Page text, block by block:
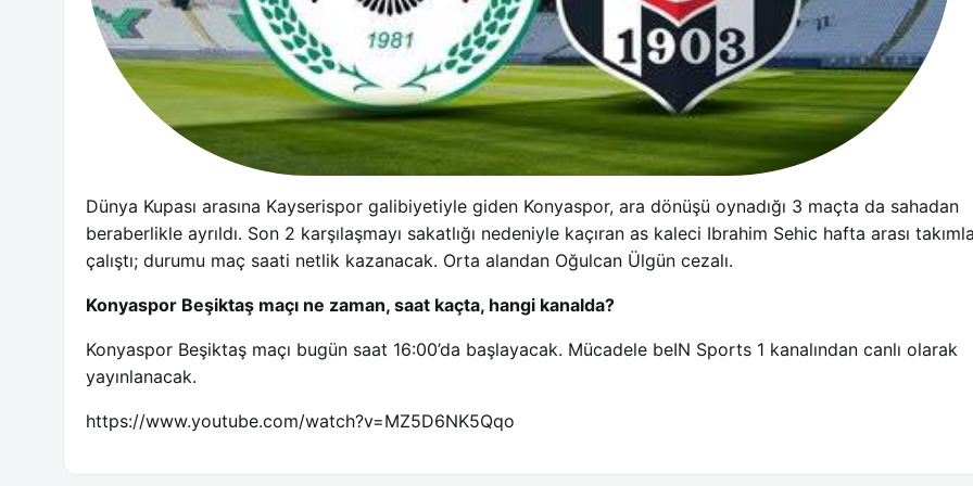
Dünya Kupası arasına Kayserispor galibiyetiyle giden Konyaspor, ara dönüşü oynadığı 3 maçta da sahadan
beraberlikle ayrıldı. Son 2 karşılaşmayı sakatlığı nedeniyle kaçıran as kaleci Ibrahim Sehic hafta arası
çalıştı; durumu maç saati netlik kazanacak. Orta alandan Oğulcan Ülgün cezalı.
Konyaspor Beşiktaş maçı ne zaman, saat kaçta, hangi kanalda?
Konyaspor Beşiktaş maçı bugün saat 16:00’da başlayacak. Mücadele beIN Sports 1 kanalından canlı olarak
yayınlanacak.
https://www.youtube.com/watch?v=MZ5D6NK5Qqo